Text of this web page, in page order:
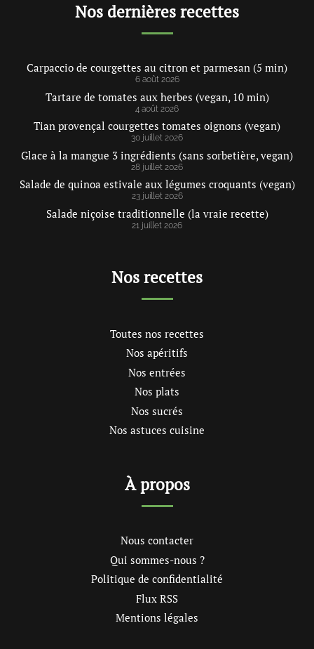
Nos dernières recettes
Carpaccio de courgettes au citron et parmesan (5 min)
6 août 2026
Tartare de tomates aux herbes (vegan, 10 min)
4 août 2026
Tian provençal courgettes tomates oignons (vegan)
30 juillet 2026
Glace à la mangue 3 ingrédients (sans sorbetière, vegan)
28 juillet 2026
Salade de quinoa estivale aux légumes croquants (vegan)
23 juillet 2026
Salade niçoise traditionnelle (la vraie recette)
21 juillet 2026
Nos recettes
Toutes nos recettes
Nos apéritifs
Nos entrées
Nos plats
Nos sucrés
Nos astuces cuisine
À propos
Nous contacter
Qui sommes-nous ?
Politique de confidentialité
Flux RSS
Mentions légales